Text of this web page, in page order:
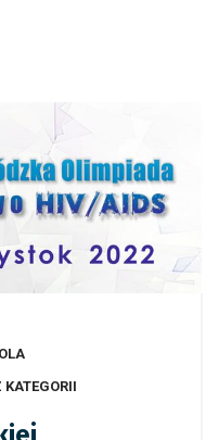
KATEGORII